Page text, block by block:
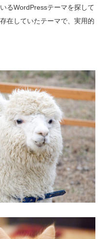
るWordPressテーマを探して
在していたテーマで、実用的